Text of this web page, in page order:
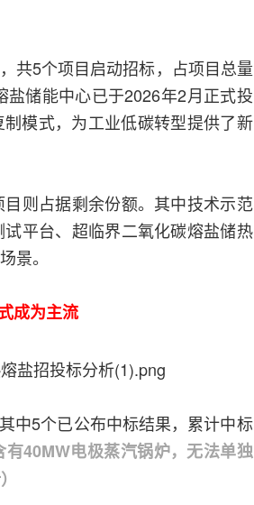
共5个项目启动招标，占项目总量
储能中心已于2026年2月正式投
模式，为工业低碳转型提供了新
则占据剩余份额。其中技术示范
平台、超临界二氧化碳熔盐储热
景。
成为主流
中5个已公布中标结果，累计中标
有40MW电极蒸汽锅炉，无法单独